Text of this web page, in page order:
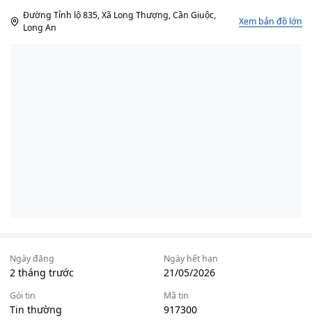
Đường Tỉnh lộ 835, Xã Long Thượng, Cần Giuộc,
Long An
Xem bản đồ lớn
Ngày đăng
2 tháng trước
Ngày hết hạn
21/05/2026
Gói tin
Tin thường
Mã tin
917300